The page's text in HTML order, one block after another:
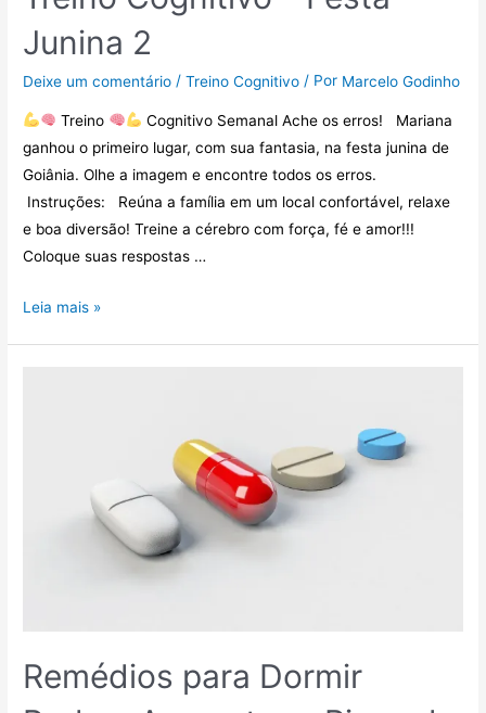
Junina 2
Deixe um comentário /Treino Cognitivo / Por Marcelo Godinho
Treino
Cognitivo Semanal Ache os erros! Mariana
ganhou o primeiro lugar, com sua fantasia, na festa junina de
Goiânia. Olhe a imagem e encontre todos os erros.
Instruções: Reúna a família em um local confortável, relaxe
e boa diversão! Treine a cérebro com força, fé e amor!!!
Coloque suas respostas …
Leia mais »
Remédios para Dormir